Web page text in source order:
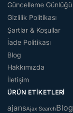
Güncelleme Günlüğü
Gizlilik Politikası
Şartlar & Koşullar
İade Politikası
Blog
Hakkımızda
İletişim
ÜRÜN ETIKETLERI
ajansAjax SearchBlog